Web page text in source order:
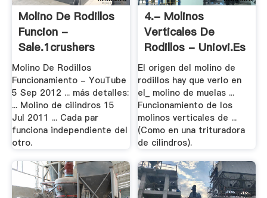
Molino De Rodillos
Funcion -
Sale.1crushers
Molino De Rodillos
Funcionamiento - YouTube
5 Sep 2012 ... más detalles:
... Molino de cilindros 15
Jul 2011 ... Cada par
funciona independiente del
otro.
4.- Molinos
Verticales De
Rodillos - Uniovi.es
El origen del molino de
rodillos hay que verlo en
el_ molino de muelas ...
Funcionamiento de los
molinos verticales de ...
(Como en una trituradora
de cilindros).